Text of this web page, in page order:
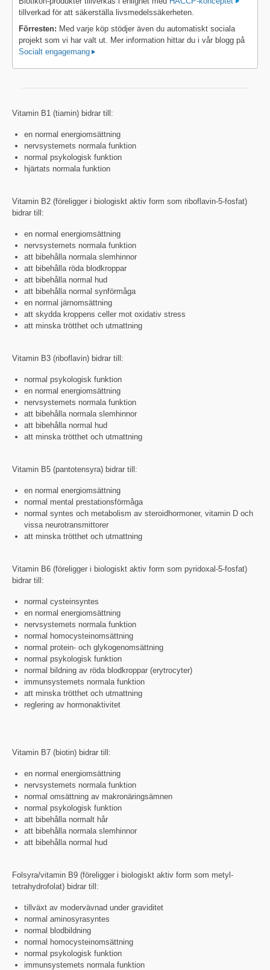
tillverkad för att säkerställa livsmedelssäkerheten.
Förresten: Med varje köp stödjer även du automatiskt sociala
projekt som vi har valt ut. Mer information hittar du i vår blogg på
Socialt engagemang
Vitamin B1 (tiamin) bidrar till:
en normal energiomsättning
nervsystemets normala funktion
normal psykologisk funktion
hjärtats normala funktion
Vitamin B2 (föreligger i biologiskt aktiv form som riboflavin-5-fosfat)
bidrar till:
en normal energiomsättning
nervsystemets normala funktion
att bibehålla normala slemhinnor
att bibehålla röda blodkroppar
att bibehålla normal hud
att bibehålla normal synförmåga
en normal järnomsättning
att skydda kroppens celler mot oxidativ stress
att minska trötthet och utmattning
Vitamin B3 (riboflavin) bidrar till:
normal psykologisk funktion
en normal energiomsättning
nervsystemets normala funktion
att bibehålla normala slemhinnor
att bibehålla normal hud
att minska trötthet och utmattning
Vitamin B5 (pantotensyra) bidrar till:
en normal energiomsättning
normal mental prestationsförmåga
normal syntes och metabolism av steroidhormoner, vitamin D och
vissa neurotransmittorer
att minska trötthet och utmattning
Vitamin B6 (föreligger i biologiskt aktiv form som pyridoxal-5-fosfat)
bidrar till:
normal cysteinsyntes
en normal energiomsättning
nervsystemets normala funktion
normal homocysteinomsättning
normal protein- och glykogenomsättning
normal psykologisk funktion
normal bildning av röda blodkroppar (erytrocyter)
immunsystemets normala funktion
att minska trötthet och utmattning
reglering av hormonaktivitet
Vitamin B7 (biotin) bidrar till:
en normal energiomsättning
nervsystemets normala funktion
normal omsättning av makronäringsämnen
normal psykologisk funktion
att bibehålla normalt hår
att bibehålla normala slemhinnor
att bibehålla normal hud
Folsyra/vitamin B9 (föreligger i biologiskt aktiv form som metyl-
tetrahydrofolat) bidrar till:
tillväxt av modervävnad under graviditet
normal aminosyrasyntes
normal blodbildning
normal homocysteinomsättning
normal psykologisk funktion
immunsystemets normala funktion